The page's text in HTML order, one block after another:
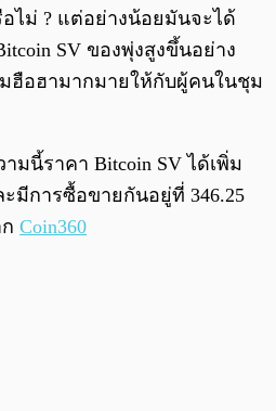
อไม่ ? แต่อย่างน้อยมันจะได้
SV ของพุ่งสูงขึ้นอย่าง
ฮือฮามากมายให้กับผู้คนในชุม
นี้ราคา Bitcoin SV ได้เพิ่ม
มีการซื้อขายกันอยู่ที่ 346.25
Coin360